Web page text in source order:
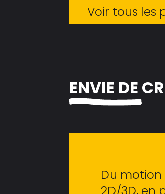
Voir tous les
ENVIE DE
Du motion
2D/3D, en